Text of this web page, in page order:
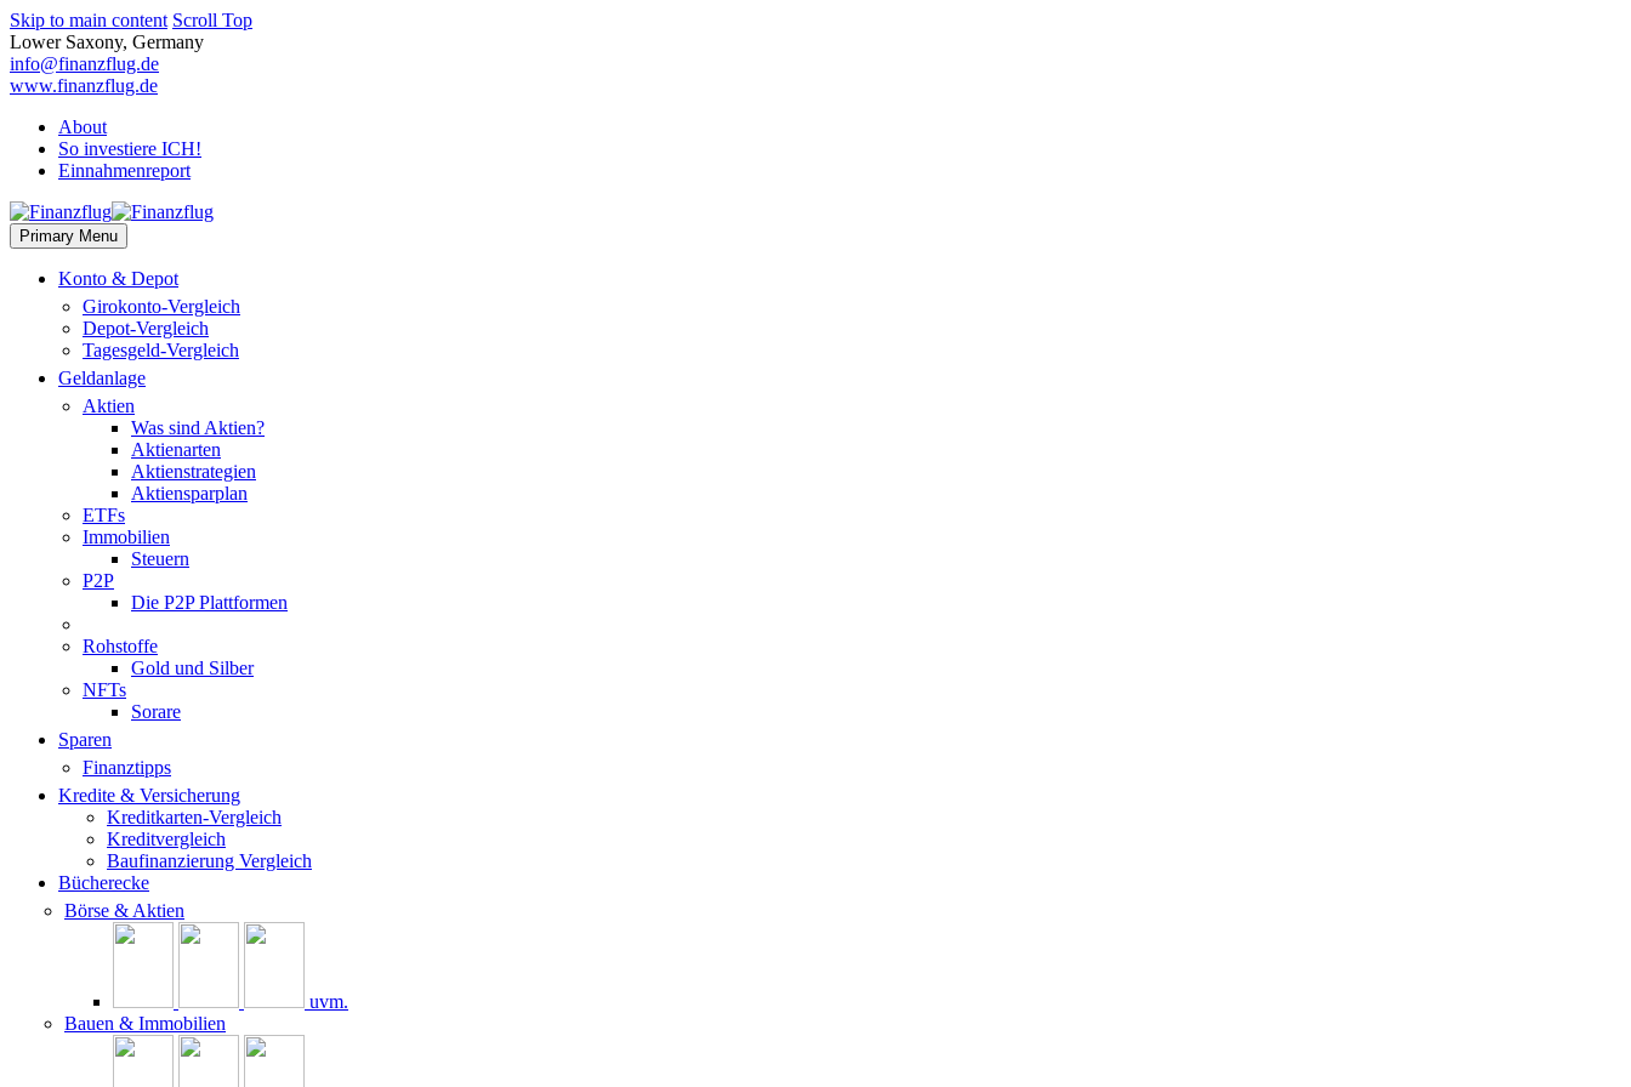
Skip to main content Scroll Top
Lower Saxony, Germany
info@finanzflug.de
www.finanzflug.de
About
So investiere ICH!
Einnahmenreport
Primary Menu
Konto & Depot
Girokonto-Vergleich
Depot-Vergleich
Tagesgeld-Vergleich
Geldanlage
Aktien
Was sind Aktien?
Aktienarten
Aktienstrategien
Aktiensparplan
ETFs
Immobilien
Steuern
P2P
Die P2P Plattformen
Rohstoffe
Gold und Silber
NFTs
Sorare
Sparen
Finanztipps
Kredite & Versicherung
Kreditkarten-Vergleich
Kreditvergleich
Baufinanzierung Vergleich
Bücherecke
Börse & Aktien
uvm.
Bauen & Immobilien